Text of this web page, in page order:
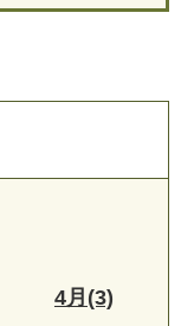
4月(3)